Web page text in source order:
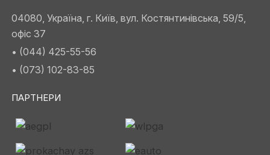
04080, Україна, г. Київ, вул. Костянтинівська, 59/5,
офіс 37
• (044) 425-55-56
• (073) 102-83-85
ПАРТНЕРИ